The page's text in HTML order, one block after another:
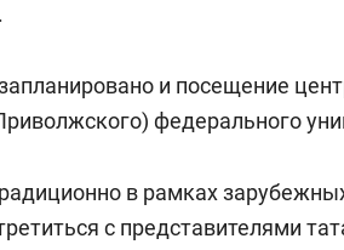
и посещение
федерального
в рамках
с представителями